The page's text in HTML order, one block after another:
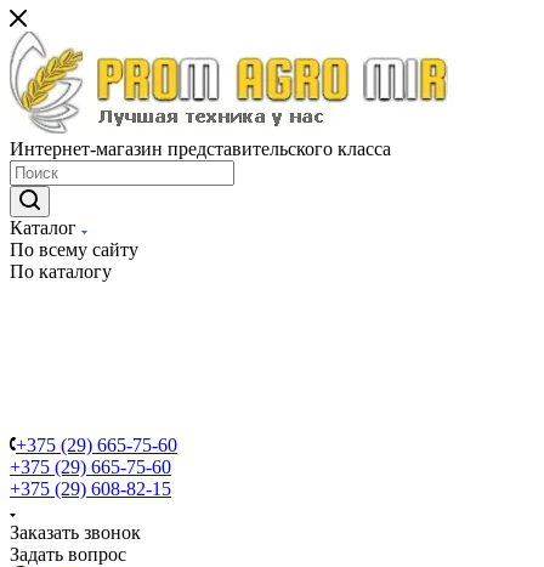
Интернет-магазин представительского класса
Каталог
По всему сайту
По каталогу
+375 (29) 665-75-60
+375 (29) 665-75-60
+375 (29) 608-82-15
Заказать звонок
Задать вопрос